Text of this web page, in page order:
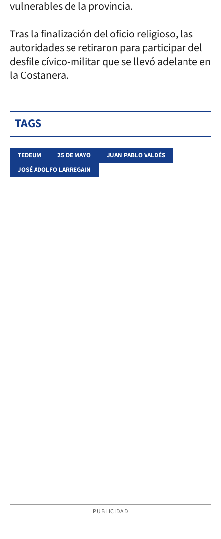
vulnerables de la provincia.
Tras la finalización del oficio religioso, las
autoridades se retiraron para participar del
desfile cívico-militar que se llevó adelante en
la Costanera.
TAGS
TEDEUM 25 DE MAYO
JUAN PABLO VALDÉS
JOSÉ ADOLFO LARREGAIN
PUBLICIDAD